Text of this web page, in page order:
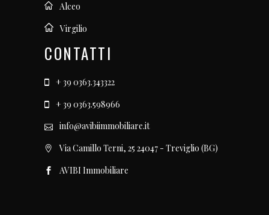
Alceo
Virgilio
CONTATTI
+ 39 0363.343322
+ 39 0363.598966
info@avibiimmobiliare.it
Via Camillo Terni, 25 24047 - Treviglio (BG)
AVIBI Immobiliare